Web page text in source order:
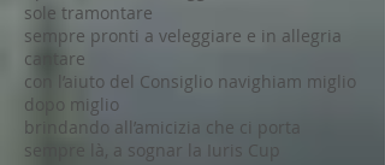
sole tramontare
sempre pronti a veleggiare e in allegria
cantare
con l’aiuto del Consiglio navighiam miglio
dopo miglio
brindando all’amicizia che ci porta
sempre là, a sognar la Iuris Cup